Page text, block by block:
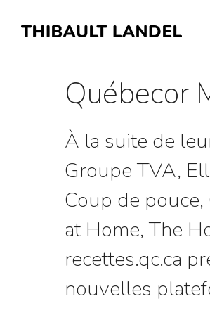
Québecor
À la suite de
Groupe TVA,
Coup de
at Home, The
recettes.qc.ca
nouvelles